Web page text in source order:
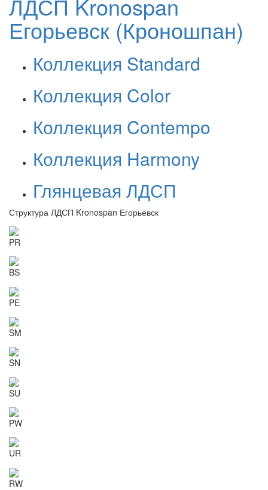
Егорьевск (Кроношпан)
Коллекция Standard
Коллекция Color
Коллекция Contempo
Коллекция Harmony
Глянцевая ЛДСП
Структура ЛДСП Kronospan Егорьевск
PR
BS
PE
SM
SN
SU
PW
UR
RW